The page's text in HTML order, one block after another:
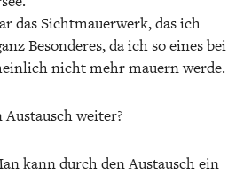
das Sichtmauerwerk, das ich
Besonderes, da ich so eines bei
nicht mehr mauern werde.
weiter?
kann durch den Austausch ein